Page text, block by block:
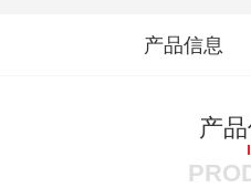
产品信息
产